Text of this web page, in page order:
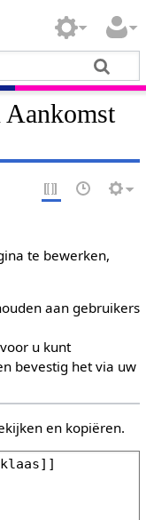
te bewerken,
aan gebruikers
u kunt
bevestig het via uw
en kopiëren.